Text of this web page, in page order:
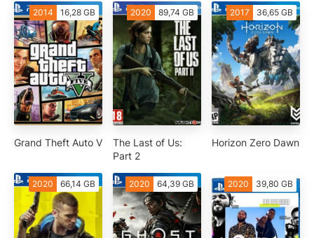
2014 16,28 GB
Grand Theft Auto V
2020 89,74 GB
The Last of Us:
Part 2
2017 36,65 GB
Horizon Zero Dawn
2020 66,14 GB 2020 64,39 GB 2020 39,80 GB